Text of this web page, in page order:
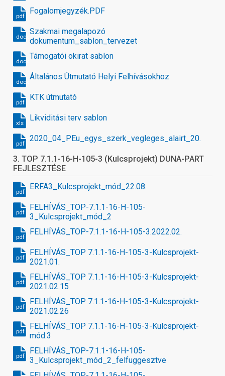
Fogalomjegyzék.PDF
pdf
Szakmai megalapozó
dokumentum_sablon_tervezet
docx
Támogatói okirat sablon
docx
Általános Útmutató Helyi Felhívásokhoz
docx
KTK útmutató
pdf
Likviditási terv sablon
xls
2020_04_PEu_egys_szerk_vegleges_alairt_20.12.
pdf
3. TOP 7.1.1-16-H-105-3 (Kulcsprojekt) DUNA-PART
FEJLESZTÉSE
ERFA3_Kulcsprojekt_mód_22.08.
pdf
FELHÍVÁS_TOP-7.1.1-16-H-105-
3_Kulcsprojekt_mód_2
pdf
FELHÍVÁS_TOP-7.1.1-16-H-105-3.2022.02.
pdf
FELHÍVÁS_TOP 7.1.1-16-H-105-3-Kulcsprojekt-
2021.01.
pdf
FELHÍVÁS_TOP 7.1.1-16-H-105-3-Kulcsprojekt-
2021.02.15
pdf
FELHÍVÁS_TOP 7.1.1-16-H-105-3-Kulcsprojekt-
2021.02.26
pdf
FELHÍVÁS_TOP 7.1.1-16-H-105-3-Kulcsprojekt-
mód.3
pdf
FELHÍVÁS_TOP-7.1.1-16-H-105-
3_Kulcsprojekt_mód_2_felfuggesztve
pdf